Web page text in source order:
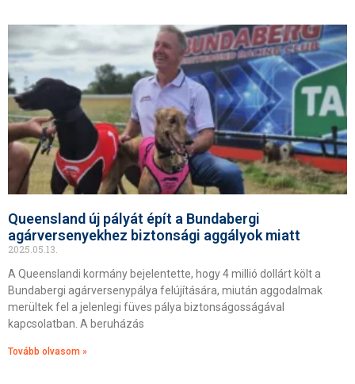
Queensland új pályát épít a Bundabergi
agárversenyekhez biztonsági aggályok miatt
2025.05.13.
A Queenslandi kormány bejelentette, hogy 4 millió dollárt költ a
Bundabergi agárversenypálya felújítására, miután aggodalmak
merültek fel a jelenlegi füves pálya biztonságosságával
kapcsolatban. A beruházás
Tovább olvasom »